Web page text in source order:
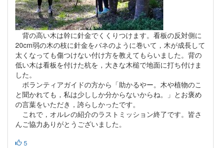
背の高い木は幹に針金でくくりつけます。看板の反対側に
20cm弱の木の枝に針金をバネのように巻いて，木が成長して
太くなっても傷つけない付け方を教えてもらいました。背の
低い木は看板を付けた杭を，大きな木槌で地面に打ち付けま
した。
ボランティアガイドの方から「助かるやー。木や植物のこ
と聞かれても，私は少ししか分からないからね。」とお褒め
の言葉をいただき，誇らしかったです。
これで，オルレの紹介のラストミッション終了です。皆さ
んご協力ありがとうございました。
5